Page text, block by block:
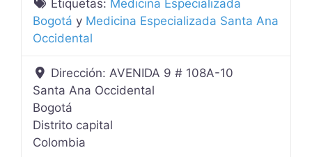
Etiquetas: Medicina Especializada
Bogotá y Medicina Especializada Santa Ana
Occidental
Dirección: AVENIDA 9 # 108A-10
Santa Ana Occidental
Bogotá
Distrito capital
Colombia